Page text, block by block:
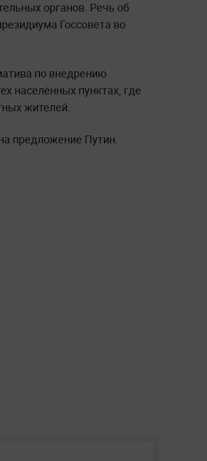
органов. Речь об
Госсовета во
по внедрению
населённых пунктах, где
жителей.
предложение Путин.